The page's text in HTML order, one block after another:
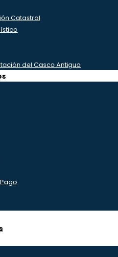
Catastral
del Casco Antiguo